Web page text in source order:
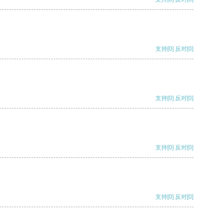
支持[0] 反对[0]
支持[0] 反对[0]
支持[0] 反对[0]
支持[0] 反对[0]